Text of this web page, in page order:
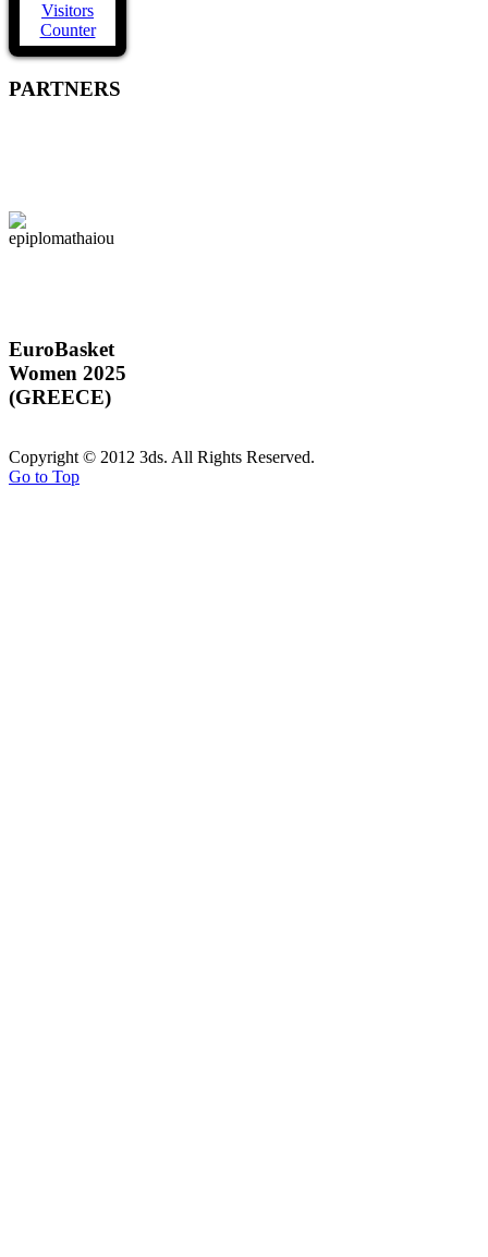
Visitors
Counter
PARTNERS
EuroBasket
Women 2025
(GREECE)
Copyright © 2012 3ds. All Rights Reserved.
Go to Top